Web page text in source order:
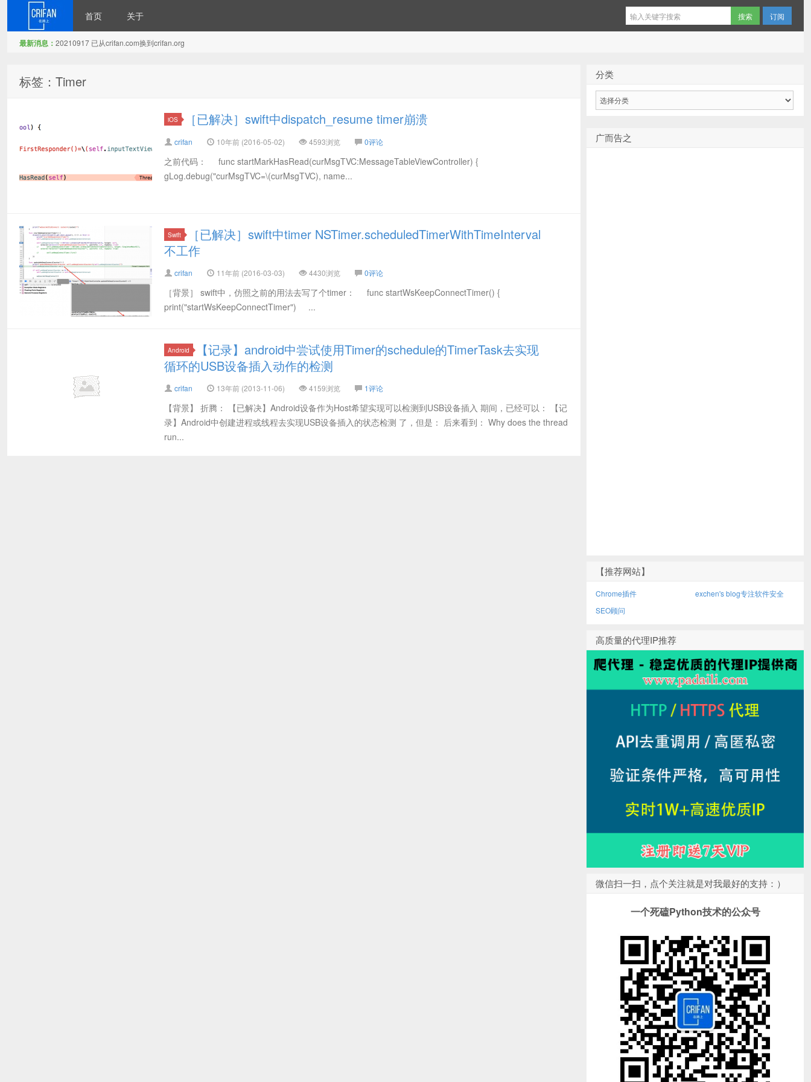
首页 关于 订阅
最新消息： 20210917 已从crifan.com换到crifan.org
标签：Timer
iOS ［已解决］swift中dispatch_resume timer崩溃
crifan 10年前 (2016-05-02) 4593浏览 0评论
之前代码： func startMarkHasRead(curMsgTVC:MessageTableViewController) {
gLog.debug("curMsgTVC=\(curMsgTVC), name...
Swift
［已解决］swift中timer NSTimer.scheduledTimerWithTimeInterval
不工作
crifan 11年前 (2016-03-03) 4430浏览 0评论
［背景］ swift中，仿照之前的用法去写了个timer： func startWsKeepConnectTimer() {
print("startWsKeepConnectTimer") ...
Android
【记录】android中尝试使用Timer的schedule的TimerTask去实现
循环的USB设备插入动作的检测
crifan 13年前 (2013-11-06) 4159浏览 1评论
【背景】 折腾： 【已解决】Android设备作为Host希望实现可以检测到USB设备插入 期间，已经可以： 【记
录】Android中创建进程或线程去实现USB设备插入的状态检测 了，但是： 后来看到： Why does the thread
run...
分类
广而告之
【推荐网站】
Chrome插件
exchen's blog专注软件安全
SEO顾问
高质量的代理IP推荐
微信扫一扫，点个关注就是对我最好的支持：）
一个死磕Python技术的公众号